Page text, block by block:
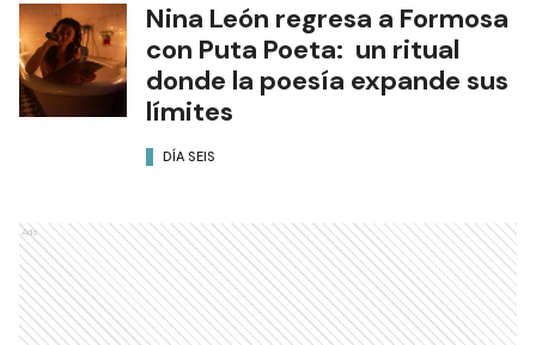
Nina León regresa a Formosa
con Puta Poeta: un ritual
donde la poesía expande sus
límites
DÍA SEIS
Ads